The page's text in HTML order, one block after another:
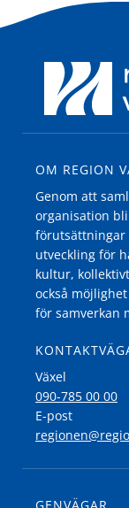
OM REGION
Genom att
organisation
förutsättningar
utveckling för
kultur,
också
för samverkan
Växel
090-785 00 00
E-post